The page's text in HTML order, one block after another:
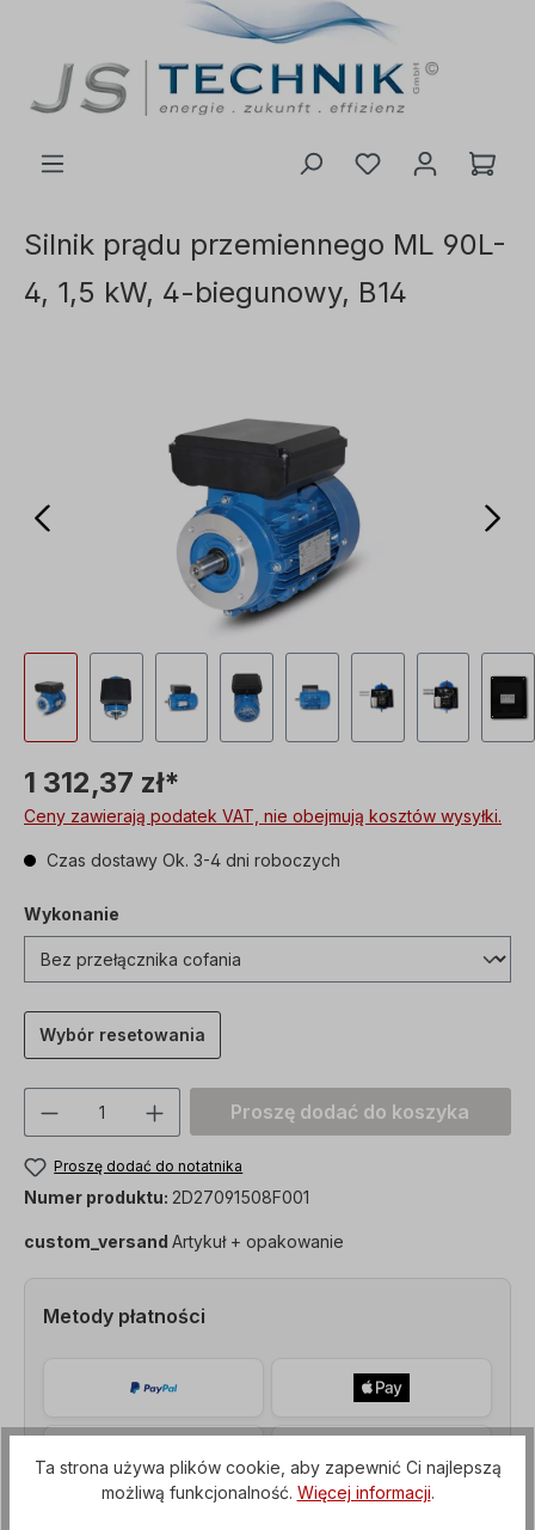
Silnik prądu przemiennego ML 90L-
4, 1,5 kW, 4-biegunowy, B14
1 312,37 zł*
Ceny zawierają podatek VAT, nie obejmują kosztów wysyłki.
Czas dostawy Ok. 3-4 dni roboczych
Wykonanie
Wybór resetowania
Ilość produktu: Proszę wprowadzić
Proszę dodać do koszyka
Proszę dodać do notatnika
Numer produktu: 2D27091508F001
custom_versand Artykuł + opakowanie
Metody płatności
Ta strona używa plików cookie, aby zapewnić Ci najlepszą
możliwą funkcjonalność. Więcej informacji.